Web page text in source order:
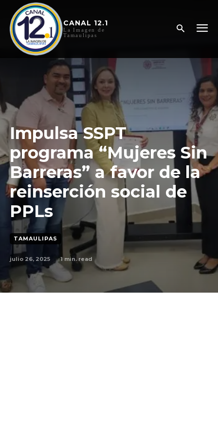
CANAL 12.1
La Imagen de
Tamaulipas
Impulsa SSPT
programa “Mujeres Sin
Barreras” a favor de la
reinserción social de
PPLs
TAMAULIPAS
julio 26, 2025 1 min. read